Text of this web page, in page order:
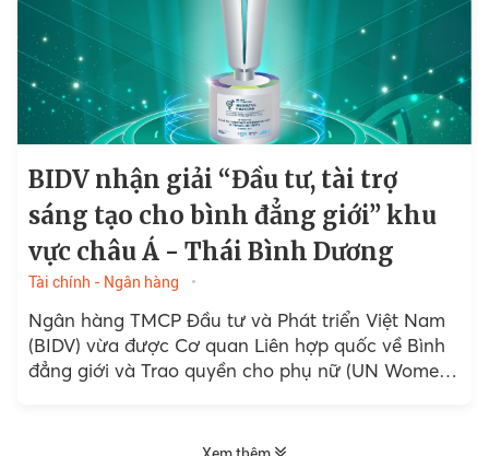
BIDV nhận giải “Đầu tư, tài trợ
sáng tạo cho bình đẳng giới” khu
vực châu Á - Thái Bình Dương
Tài chính - Ngân hàng
Ngân hàng TMCP Đầu tư và Phát triển Việt Nam
(BIDV) vừa được Cơ quan Liên hợp quốc về Bình
đẳng giới và Trao quyền cho phụ nữ (UN Women)